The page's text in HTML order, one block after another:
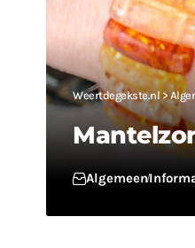
Weertdegekste.nl>
Algemeen